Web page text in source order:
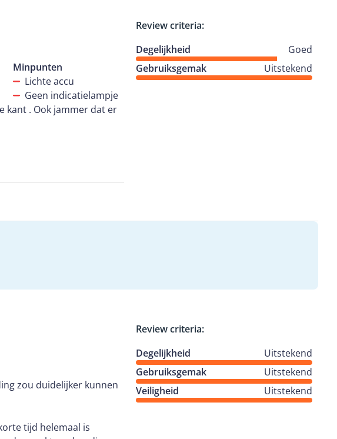
kant . Ook jammer dat er
Minpunten
Lichte accu
Geen indicatielampje
Review criteria:
Degelijkheid
Goed
Gebruiksgemak
Uitstekend
tijd helemaal is
zou duidelijker kunnen
Review criteria:
Degelijkheid
Uitstekend
Gebruiksgemak
Uitstekend
Veiligheid
Uitstekend